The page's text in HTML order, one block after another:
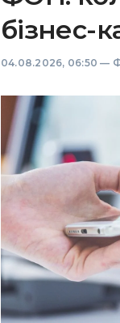
бізнес-
04.08.2026, 06:50 —